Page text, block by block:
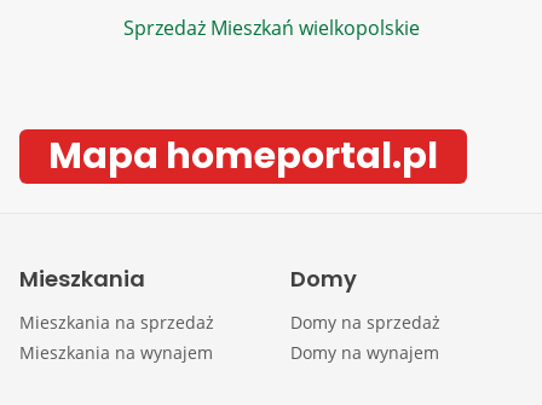
Sprzedaż Mieszkań wielkopolskie
Mapa homeportal.pl
Mieszkania
Mieszkania na sprzedaż
Mieszkania na wynajem
Domy
Domy na sprzedaż
Domy na wynajem